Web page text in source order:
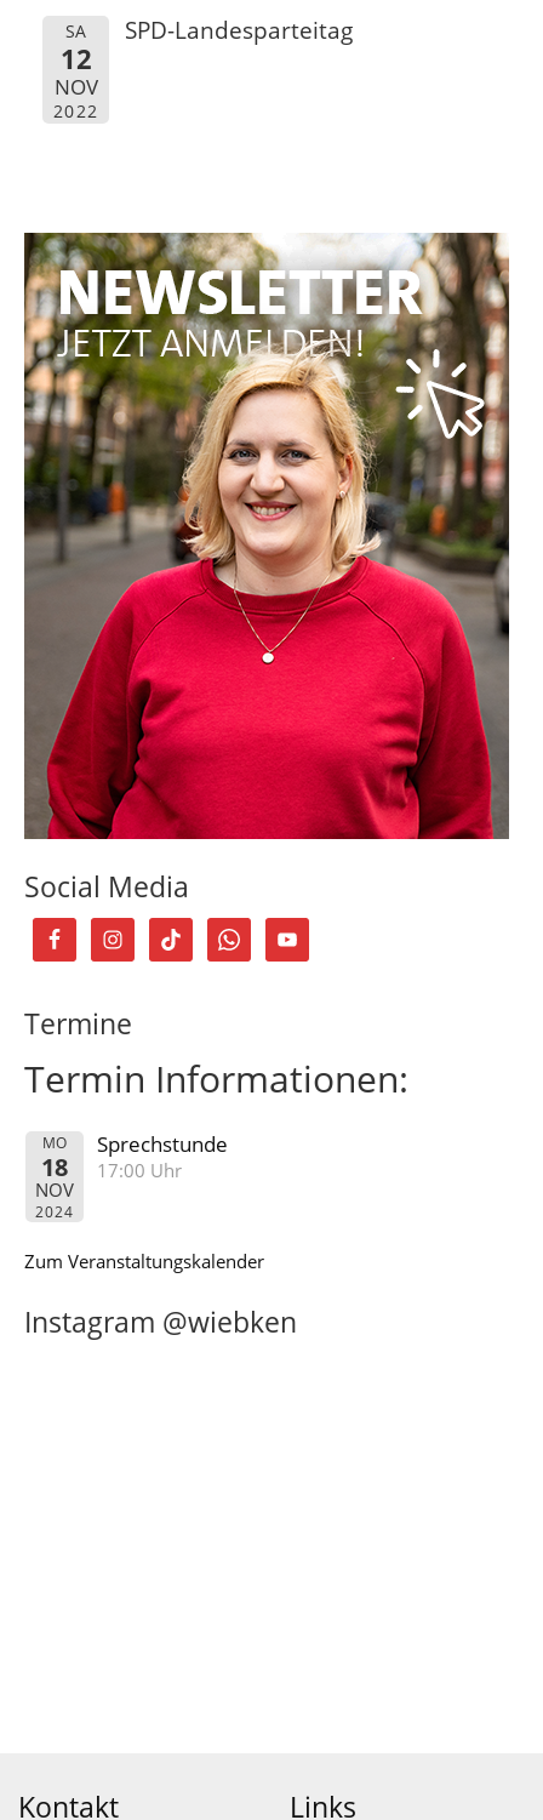
SA
12
NOV
2022
SPD-Landesparteitag
Social Media
Termine
Termin Informationen:
MO
18
NOV
2024
Sprechstunde
17:00 Uhr
Zum Veranstaltungskalender
Instagram @wiebken
Kontakt Links